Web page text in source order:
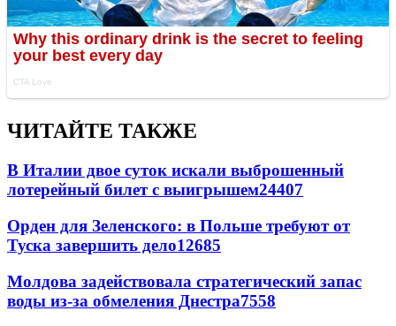
ЧИТАЙТЕ ТАКЖЕ
В Италии двое суток искали выброшенный
лотерейный билет с выигрышем24407
Орден для Зеленского: в Польше требуют от
Туска завершить дело12685
Молдова задействовала стратегический запас
воды из-за обмеления Днестра7558